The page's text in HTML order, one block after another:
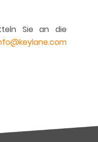
Sie an die